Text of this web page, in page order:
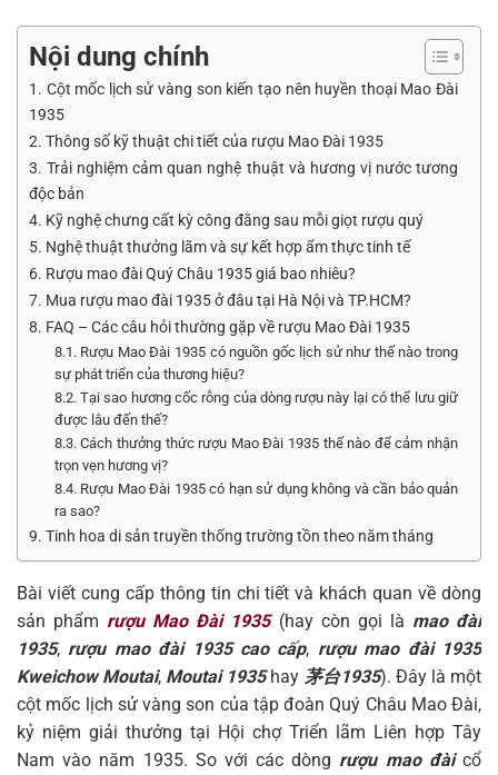
Nội dung chính
1. Cột mốc lịch sử vàng son kiến tạo nên huyền thoại Mao Đài
1935
2. Thông số kỹ thuật chi tiết của rượu Mao Đài 1935
3. Trải nghiệm cảm quan nghệ thuật và hương vị nước tương
độc bản
4. Kỹ nghệ chưng cất kỳ công đằng sau mỗi giọt rượu quý
5. Nghệ thuật thưởng lãm và sự kết hợp ẩm thực tinh tế
6. Rượu mao đài Quý Châu 1935 giá bao nhiêu?
7. Mua rượu mao đài 1935 ở đâu tại Hà Nội và TP.HCM?
8. FAQ – Các câu hỏi thường gặp về rượu Mao Đài 1935
8.1. Rượu Mao Đài 1935 có nguồn gốc lịch sử như thế nào trong
sự phát triển của thương hiệu?
8.2. Tại sao hương cốc rỗng của dòng rượu này lại có thể lưu giữ
được lâu đến thế?
8.3. Cách thưởng thức rượu Mao Đài 1935 thế nào để cảm nhận
trọn vẹn hương vị?
8.4. Rượu Mao Đài 1935 có hạn sử dụng không và cần bảo quản
ra sao?
9. Tinh hoa di sản truyền thống trường tồn theo năm tháng
Bài viết cung cấp thông tin chi tiết và khách quan về dòng
sản phẩm rượu Mao Đài 1935(hay còn gọi là mao đài
1935, rượu mao đài 1935 cao cấp, rượu mao đài 1935
Kweichow Moutai, Moutai 1935hay 茅台1935). Đây là một
cột mốc lịch sử vàng son của tập đoàn Quý Châu Mao Đài,
kỷ niệm giải thưởng tại Hội chợ Triển lãm Liên hợp Tây
Nam vào năm 1935. So với các dòng rượu mao đàicổ